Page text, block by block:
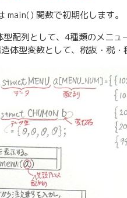
main() 関数で初期化します。
型配列として、4種類のメニュ
体型変数として、税抜・税